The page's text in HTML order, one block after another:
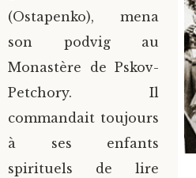
(Ostapenko), mena
son podvig au
Monastère de Pskov-
Petchory. Il
commandait toujours
à ses enfants
spirituels de lire